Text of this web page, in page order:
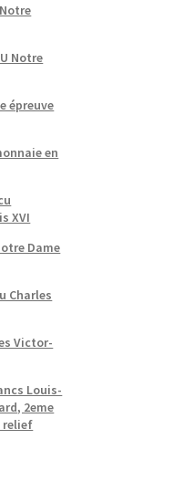
Notre
épreuve
en
XVI
Dame
Charles
Victor-
Louis-
2eme
relief